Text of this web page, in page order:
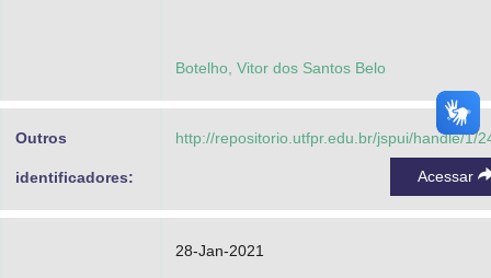
Botelho, Vitor dos Santos Belo
Outros
identificadores:
http://repositorio.utfpr.edu.br/jspui/handle/1/
Acessar
28-Jan-2021